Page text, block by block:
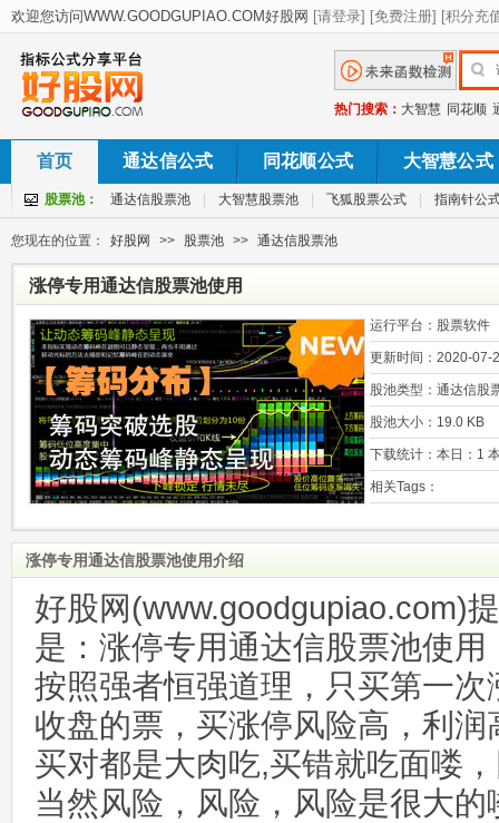
热门搜索： 大智慧 同花顺
首页 通达信公式 同花顺公式 大智慧公式
股票池： 通达信股票池 大智慧股票池 飞狐股票公式 指南针公
您现在的位置： 好股网 >> 股票池 >> 通达信股票池
涨停专用通达信股票池使用
运行平台： 股票软件
更新时间： 2020-07-
股池类型： 通达信股
股池大小： 19.0 KB
下载统计： 本日：1
相关Tags：
涨停专用通达信股票池使用介绍
好股网(www.goodgupiao.com)
是：涨停专用通达信股票池使用
按照强者恒强道理，只买第一
收盘的票，买涨停风险高，利
买对都是大肉吃,买错就吃面喽
当然风险，风险，风险是很大